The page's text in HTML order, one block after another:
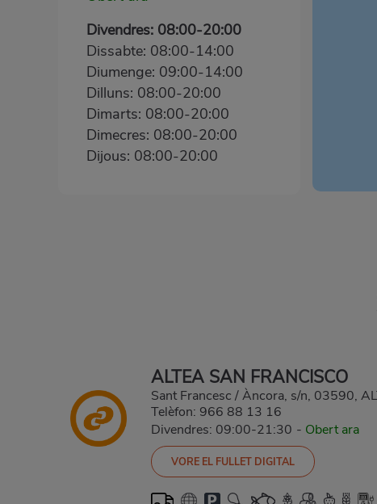
Divendres: 08:00-20:00
Dissabte: 08:00-14:00
Diumenge: 09:00-14:00
Dilluns: 08:00-20:00
Dimarts: 08:00-20:00
Dimecres: 08:00-20:00
Dijous: 08:00-20:00
ALTEA SAN FRANCISCO
Sant Francesc / Àncora, s/n, 03590,
Telèfon: 966 88 13 16
Divendres: 09:00-21:30 - Obert ara
VORE EL FULLET DIGITAL